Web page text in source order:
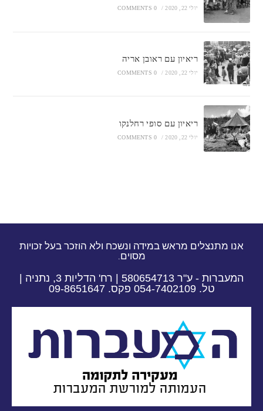
יולי 22, 2020 /
0 COMMENTS
ריאיון עם ראובן אריה
יולי 22, 2020 /
0 COMMENTS
ריאיון עם סופי רחלנקו
יולי 22, 2020 /
0 COMMENTS
אנו מתנצלים מראש במידה ונשכח ולא הוזכר בעל זכויות
מסוים.
המעברות - ע"ר 580654713 | רח' הדליות 3, נתניה |
טל. 054-7402109 פקס. 09-8651647​